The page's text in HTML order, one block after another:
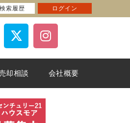
却相談 会社概要
検索履歴 ログイン